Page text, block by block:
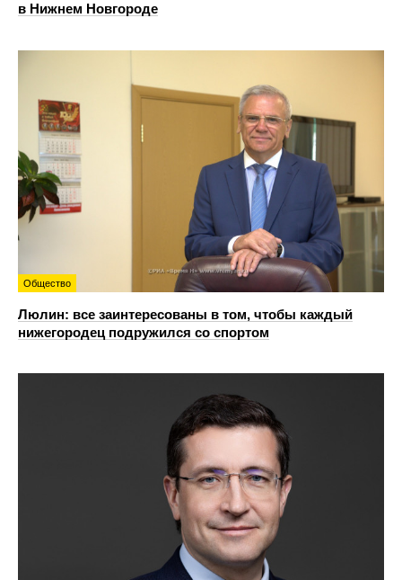
в Нижнем Новгороде
Общество
Люлин: все заинтересованы в том, чтобы каждый
нижегородец подружился со спортом